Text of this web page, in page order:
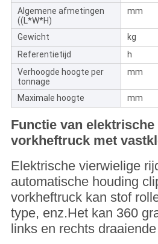
Algemene afmetingen
((L*W*H)
mm
Gewicht kg
Referentietijd
h
Verhoogde hoogte per
tonnage
mm
Maximale hoogte mm
Functie van
vorkheftruck met
Elektrische vierwielige
automatische houding
vorkheftruck kan stof
type, enz.Het kan 360
links en rechts